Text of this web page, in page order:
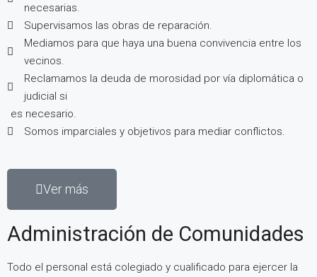
necesarias.
Supervisamos las obras de reparación.
Mediamos para que haya una buena convivencia entre los
vecinos.
Reclamamos la deuda de morosidad por vía diplomática o
judicial si
es necesario.
Somos imparciales y objetivos para mediar conflictos.
Ver más
Administración de Comunidades
Todo el personal está colegiado y cualificado para ejercer la